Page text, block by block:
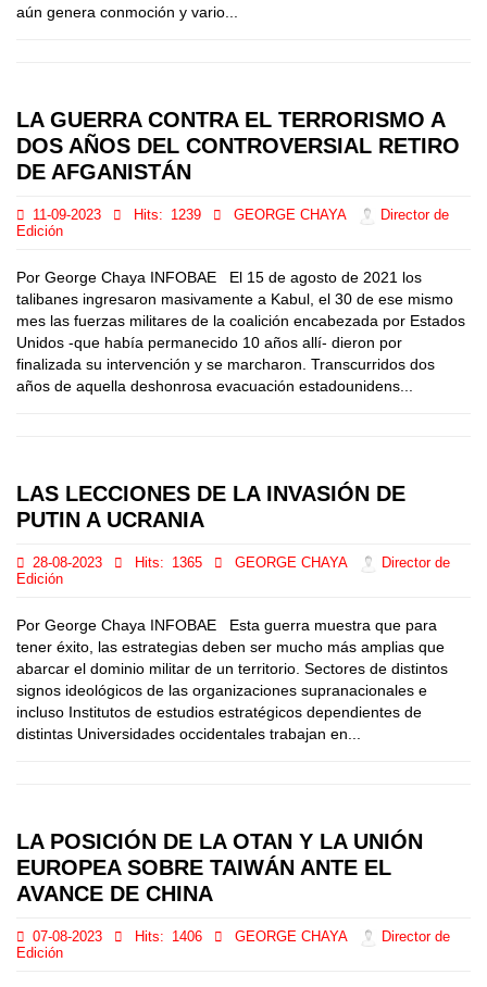
aún genera conmoción y vario...
LA GUERRA CONTRA EL TERRORISMO A
DOS AÑOS DEL CONTROVERSIAL RETIRO
DE AFGANISTÁN
11-09-2023 Hits: 1239 GEORGE CHAYA
Director de
Edición
Por George Chaya INFOBAE El 15 de agosto de 2021 los
talibanes ingresaron masivamente a Kabul, el 30 de ese mismo
mes las fuerzas militares de la coalición encabezada por Estados
Unidos -que había permanecido 10 años allí- dieron por
finalizada su intervención y se marcharon. Transcurridos dos
años de aquella deshonrosa evacuación estadounidens...
LAS LECCIONES DE LA INVASIÓN DE
PUTIN A UCRANIA
28-08-2023 Hits: 1365 GEORGE CHAYA
Director de
Edición
Por George Chaya INFOBAE Esta guerra muestra que para
tener éxito, las estrategias deben ser mucho más amplias que
abarcar el dominio militar de un territorio. Sectores de distintos
signos ideológicos de las organizaciones supranacionales e
incluso Institutos de estudios estratégicos dependientes de
distintas Universidades occidentales trabajan en...
LA POSICIÓN DE LA OTAN Y LA UNIÓN
EUROPEA SOBRE TAIWÁN ANTE EL
AVANCE DE CHINA
07-08-2023 Hits: 1406 GEORGE CHAYA
Director de
Edición